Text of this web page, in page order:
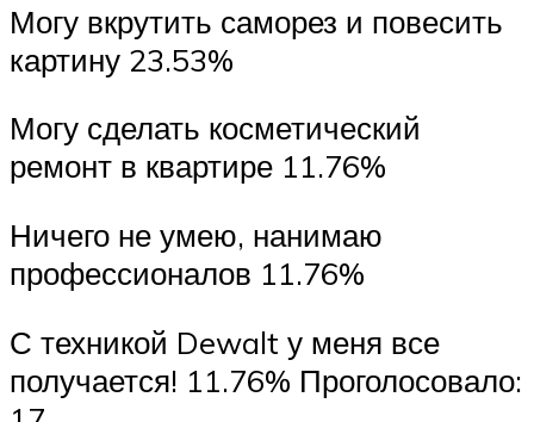
Могу вкрутить саморез и повесить
картину 23.53%
Могу сделать косметический
ремонт в квартире 11.76%
Ничего не умею, нанимаю
профессионалов 11.76%
С техникой Dewalt у меня все
получается! 11.76% Проголосовало: